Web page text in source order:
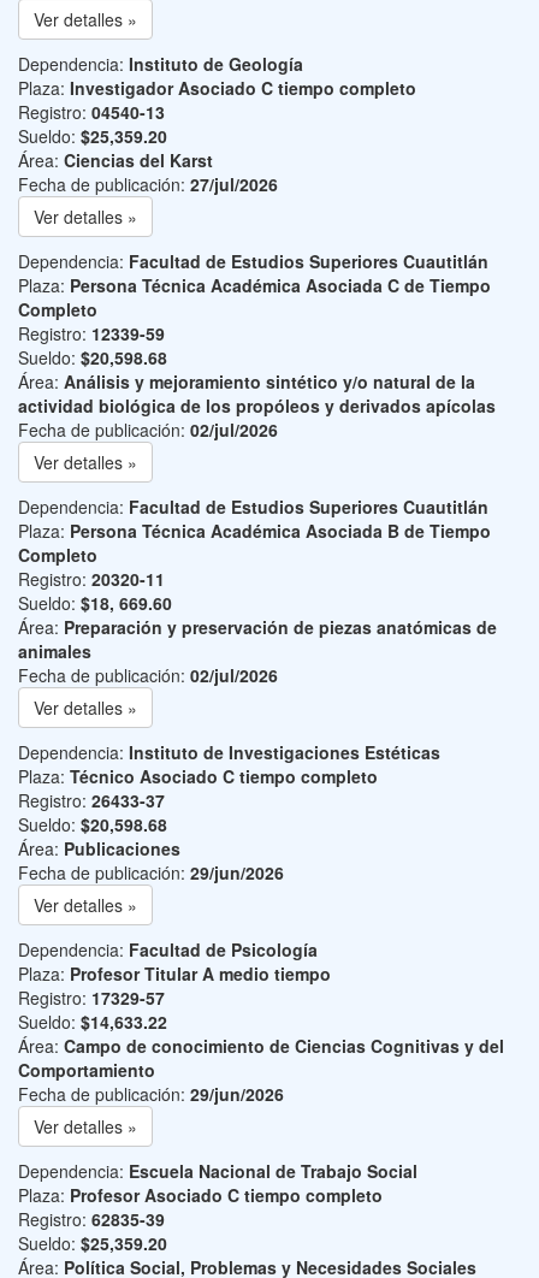
Ver detalles »
Dependencia: Instituto de Geología
Plaza: Investigador Asociado C tiempo completo
Registro: 04540-13
Sueldo: $25,359.20
Área: Ciencias del Karst
Fecha de publicación: 27/jul/2026
Ver detalles »
Dependencia: Facultad de Estudios Superiores Cuautitlán
Plaza: Persona Técnica Académica Asociada C de Tiempo
Completo
Registro: 12339-59
Sueldo: $20,598.68
Área: Análisis y mejoramiento sintético y/o natural de la
actividad biológica de los propóleos y derivados apícolas
Fecha de publicación: 02/jul/2026
Ver detalles »
Dependencia: Facultad de Estudios Superiores Cuautitlán
Plaza: Persona Técnica Académica Asociada B de Tiempo
Completo
Registro: 20320-11
Sueldo: $18, 669.60
Área: Preparación y preservación de piezas anatómicas de
animales
Fecha de publicación: 02/jul/2026
Ver detalles »
Dependencia: Instituto de Investigaciones Estéticas
Plaza: Técnico Asociado C tiempo completo
Registro: 26433-37
Sueldo: $20,598.68
Área: Publicaciones
Fecha de publicación: 29/jun/2026
Ver detalles »
Dependencia: Facultad de Psicología
Plaza: Profesor Titular A medio tiempo
Registro: 17329-57
Sueldo: $14,633.22
Área: Campo de conocimiento de Ciencias Cognitivas y del
Comportamiento
Fecha de publicación: 29/jun/2026
Ver detalles »
Dependencia: Escuela Nacional de Trabajo Social
Plaza: Profesor Asociado C tiempo completo
Registro: 62835-39
Sueldo: $25,359.20
Área: Política Social, Problemas y Necesidades Sociales